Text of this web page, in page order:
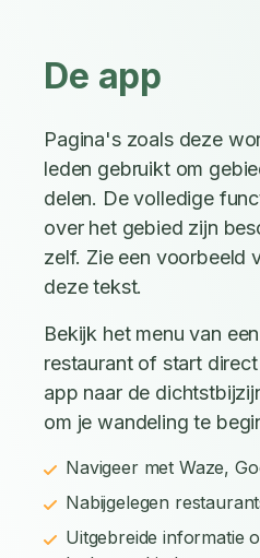
De app
Pagina's zoals deze
leden gebruikt om
delen. De volledige
over het gebied zijn
zelf. Zie een voorbeeld
deze tekst.
Bekijk het menu van
restaurant of start
app naar de
om je wandeling te
Navigeer met Waze,
Nabijgelegen
Uitgebreide informatie